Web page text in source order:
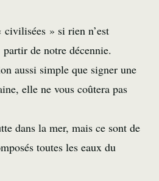
civilisées » si rien n’est
de notre décennie.
aussi simple que signer une
elle ne vous coûtera pas
dans la mer, mais ce sont de
toutes les eaux du